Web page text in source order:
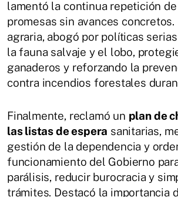
lamentó la continua repetición
promesas sin avances concretos.
agraria, abogó por políticas
la fauna salvaje y el lobo,
ganaderos y reforzando la
contra incendios forestales
Finalmente, reclamó un plan de
las listas de espera sanitarias,
gestión de la dependencia y
funcionamiento del Gobierno
parálisis, reducir burocracia y
trámites. Destacó la importancia